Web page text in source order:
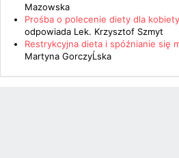
Mazowska
Prośba o polecenie diety dla
odpowiada Lek. Krzysztof Szmyt
Restrykcyjna dieta i spóźnianie się
Martyna GorczyĹska